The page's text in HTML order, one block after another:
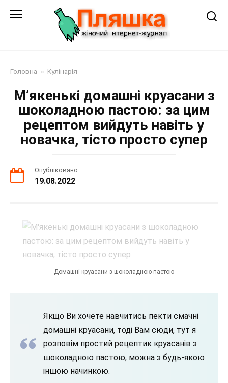
Головна » Кулінарія
М’якенькі домашні круасани з
шоколадною пастою: за цим
рецептом вийдуть навіть у
новачка, тісто просто супер
Опубліковано
19.08.2022
Домашні круасани з шоколадною пастою
Якщо Ви хочете навчитись пекти смачні
домашні круасани, тоді Вам сюди, тут я
розповім простий рецептик круасанів з
шоколадною пастою, можна з будь-якою
іншою начинкою.